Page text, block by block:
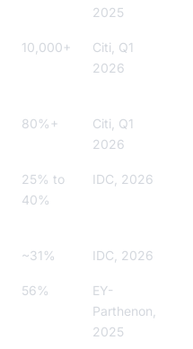
2025
10,000+
Citi, Q1
2026
80%+
Citi, Q1
2026
25% to
40%
IDC, 2026
~31% IDC, 2026
56%
EY-
Parthenon,
2025